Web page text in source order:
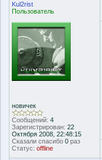
Kul2rist
Пользователь
новичек
Сообщений: 4
Зарегистрирован: 22
Октября 2008, 22:48:15
Сказали спасибо 0 раз
Статус: offline